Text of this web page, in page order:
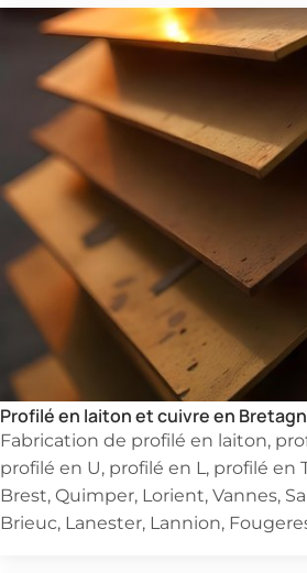
Profilé en laiton et cuivre en
Fabrication de profilé en laiton,
profilé en U, profilé en L, profilé en
Brest, Quimper, Lorient, Vannes,
Brieuc, Lanester, Lannion,